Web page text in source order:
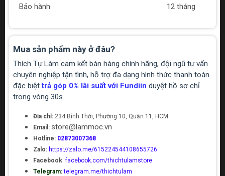
Bảo hành 12 tháng
Mua sản phẩm này ở đâu?
Thích Tự Làm cam kết bán hàng chính hãng, đội ngũ tư vấn
chuyên nghiệp tận tình, hỗ trợ đa dạng hình thức thanh toán
đặc biệttrả góp 0% lãi suất với Fundiin duyệt hồ sơ chỉ
trong vòng 30s.
Địa chỉ: 234 Bình Thới, Phường 10, Quận 11, HCM
Email: store@lammoc.vn
Hotline: 02873007368
Zalo: https://zalo.me/615224544108655726
Facebook:facebook.com/thichtulamstore
Telegram: telegram.me/thichtulam